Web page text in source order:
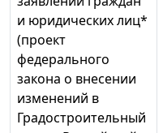
и юридических лиц*
(проект
федерального
закона о внесении
изменений в
Градостроительный